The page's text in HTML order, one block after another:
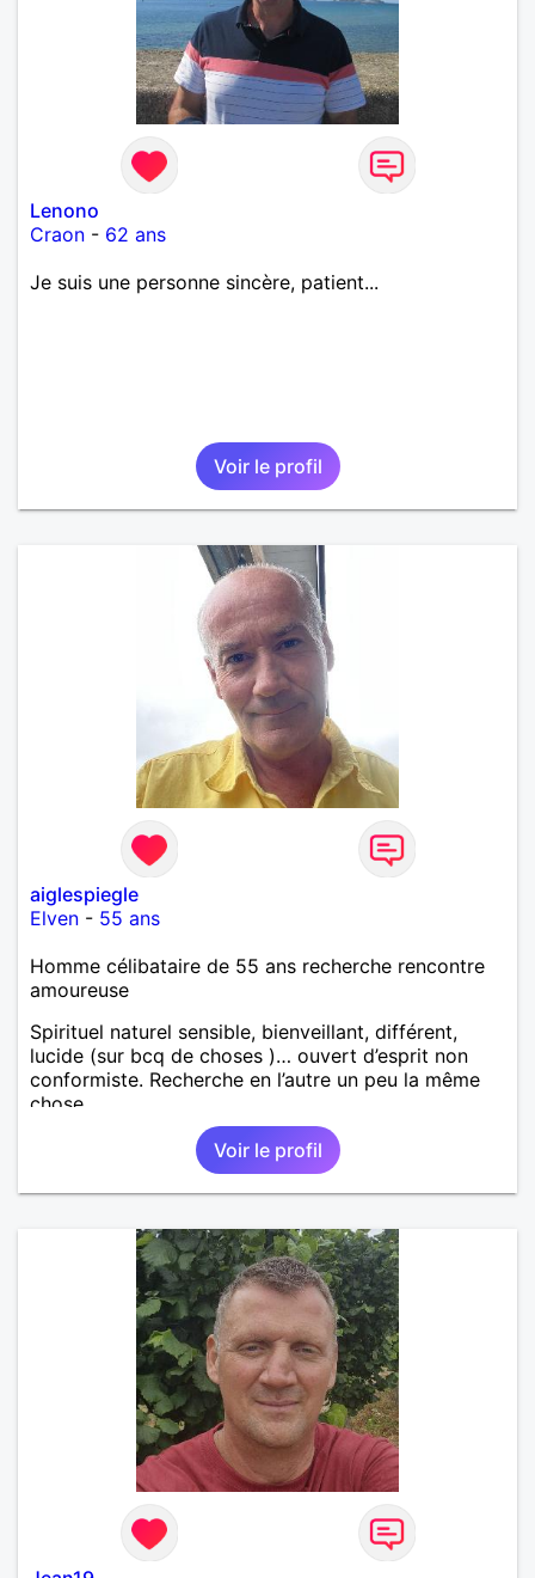
Lenono
Craon - 62 ans
Je suis une personne sincère, patient...
Voir le profil
aiglespiegle
Elven - 55 ans
Homme célibataire de 55 ans recherche rencontre
amoureuse
Spirituel naturel sensible, bienveillant, différent,
lucide (sur bcq de choses )… ouvert d’esprit non
conformiste. Recherche en l’autre un peu la même
chose…
Voir le profil